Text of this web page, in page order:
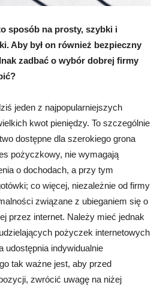
sposób na prosty, szybki i
Aby był on również bezpieczny
zadbać o wybór dobrej firmy
jeden z najpopularniejszych
kwot pieniędzy. To szczególnie
dostępne dla szerokiego grona
pożyczkowy, nie wymagają
o dochodach, a przy tym
co więcej, niezależnie od firmy
związane z ubieganiem się o
przez internet. Należy mieć jednak
pożyczek internetowych
udostępnia indywidualnie
tak ważne jest, aby przed
zwrócić uwagę na niżej